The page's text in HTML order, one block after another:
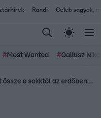
Randi Celeb vagyok,
# Most Wanted #Gallusz
Kameránk előtt esett össze a sokktól az erdőben megfojtott kislány nagymamája